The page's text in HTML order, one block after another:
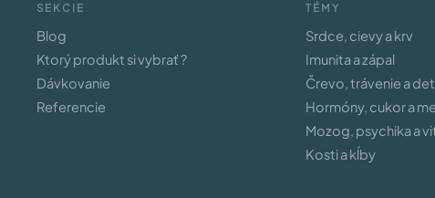
SEKCIE
Blog
Ktorý produkt si vybrať ?
Dávkovanie
Referencie
TÉMY
Srdce, cievy a krv
Imunita a zápal
Črevo, trávenie a
Hormóny, cukor a
Mozog, psychika a
Kosti a kĺby